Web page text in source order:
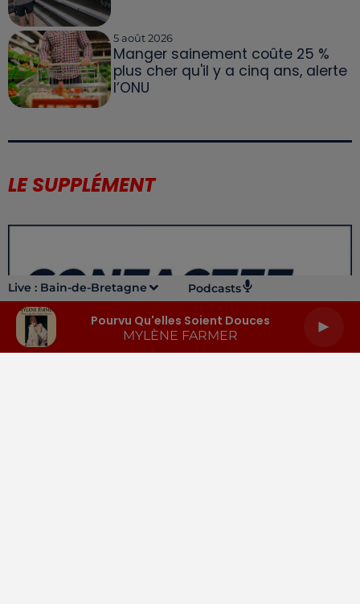
Live : Bain-de-Bretagne Podcasts
Pourvu Qu'elles Soient Douces
MYLÈNE FARMER
5 août 2026
Manger sainement coûte 25 %
plus cher qu'il y a cinq ans, alerte
l’ONU
LE SUPPLÉMENT